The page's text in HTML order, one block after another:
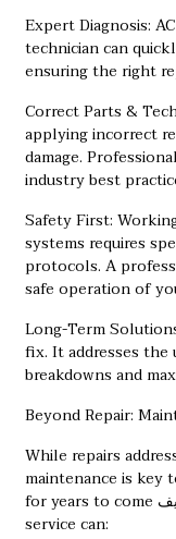
Expert Diagnosis:
technician can
ensuring the right
Correct Parts &
applying incorrect
damage.
industry best
Safety First:
systems requires
protocols. A
safe operation of
Long-Term
fix. It addresses
breakdowns and
Beyond Repair:
While repairs
maintenance is key
for years to come
service can: